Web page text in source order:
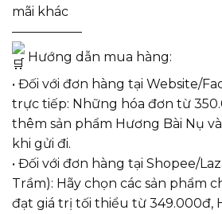
mãi khác
—————–
Hướng dẫn mua hàng:
• Đối với đơn hàng tại Website/
trực tiếp: Những hóa đơn từ
thêm sản phẩm Hương Bài Nụ
khi gửi đi.
• Đối với đơn hàng tại Shopee/
Trầm): Hãy chọn các sản phẩm
đạt giá trị tối thiểu từ 349.000đ,